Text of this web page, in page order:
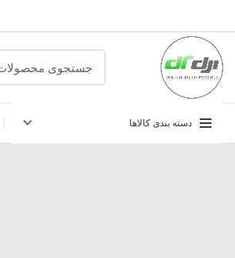
دسته بندی کالاها